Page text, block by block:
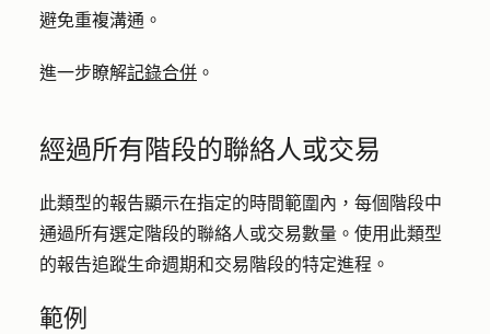
避免重複溝通。
進一步瞭解記錄合併 。
經過所有階段的聯絡人或交易
此類型的報告顯示在指定的時間範圍內，每個階段中
通過所有選定階段的聯絡人或交易數量。使用此類型
的報告追蹤生命週期和交易階段的特定進程。
範例